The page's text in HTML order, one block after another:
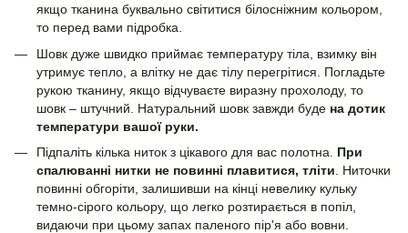
якщо тканина буквально світитися білосніжним кольором,
то перед вами підробка.
Шовк дуже швидко приймає температуру тіла, взимку він
утримує тепло, а влітку не дає тілу перегрітися. Погладьте
рукою тканину, якщо відчуваєте виразну прохолоду, то
шовк – штучний. Натуральний шовк завжди буде на дотик
температури вашої руки.
Підпаліть кілька ниток з цікавого для вас полотна. При
спалюванні нитки не повинні плавитися, тліти . Ниточки
повинні обгоріти, залишивши на кінці невелику кульку
темно-сірого кольору, що легко розтирається в попіл,
видаючи при цьому запах паленого пір'я або вовни.